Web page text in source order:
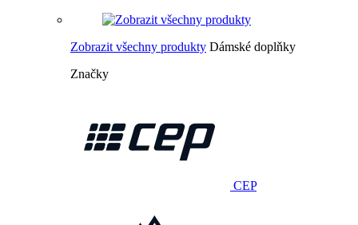
Zobrazit všechny produkty Dámské doplňky
Značky
CEP